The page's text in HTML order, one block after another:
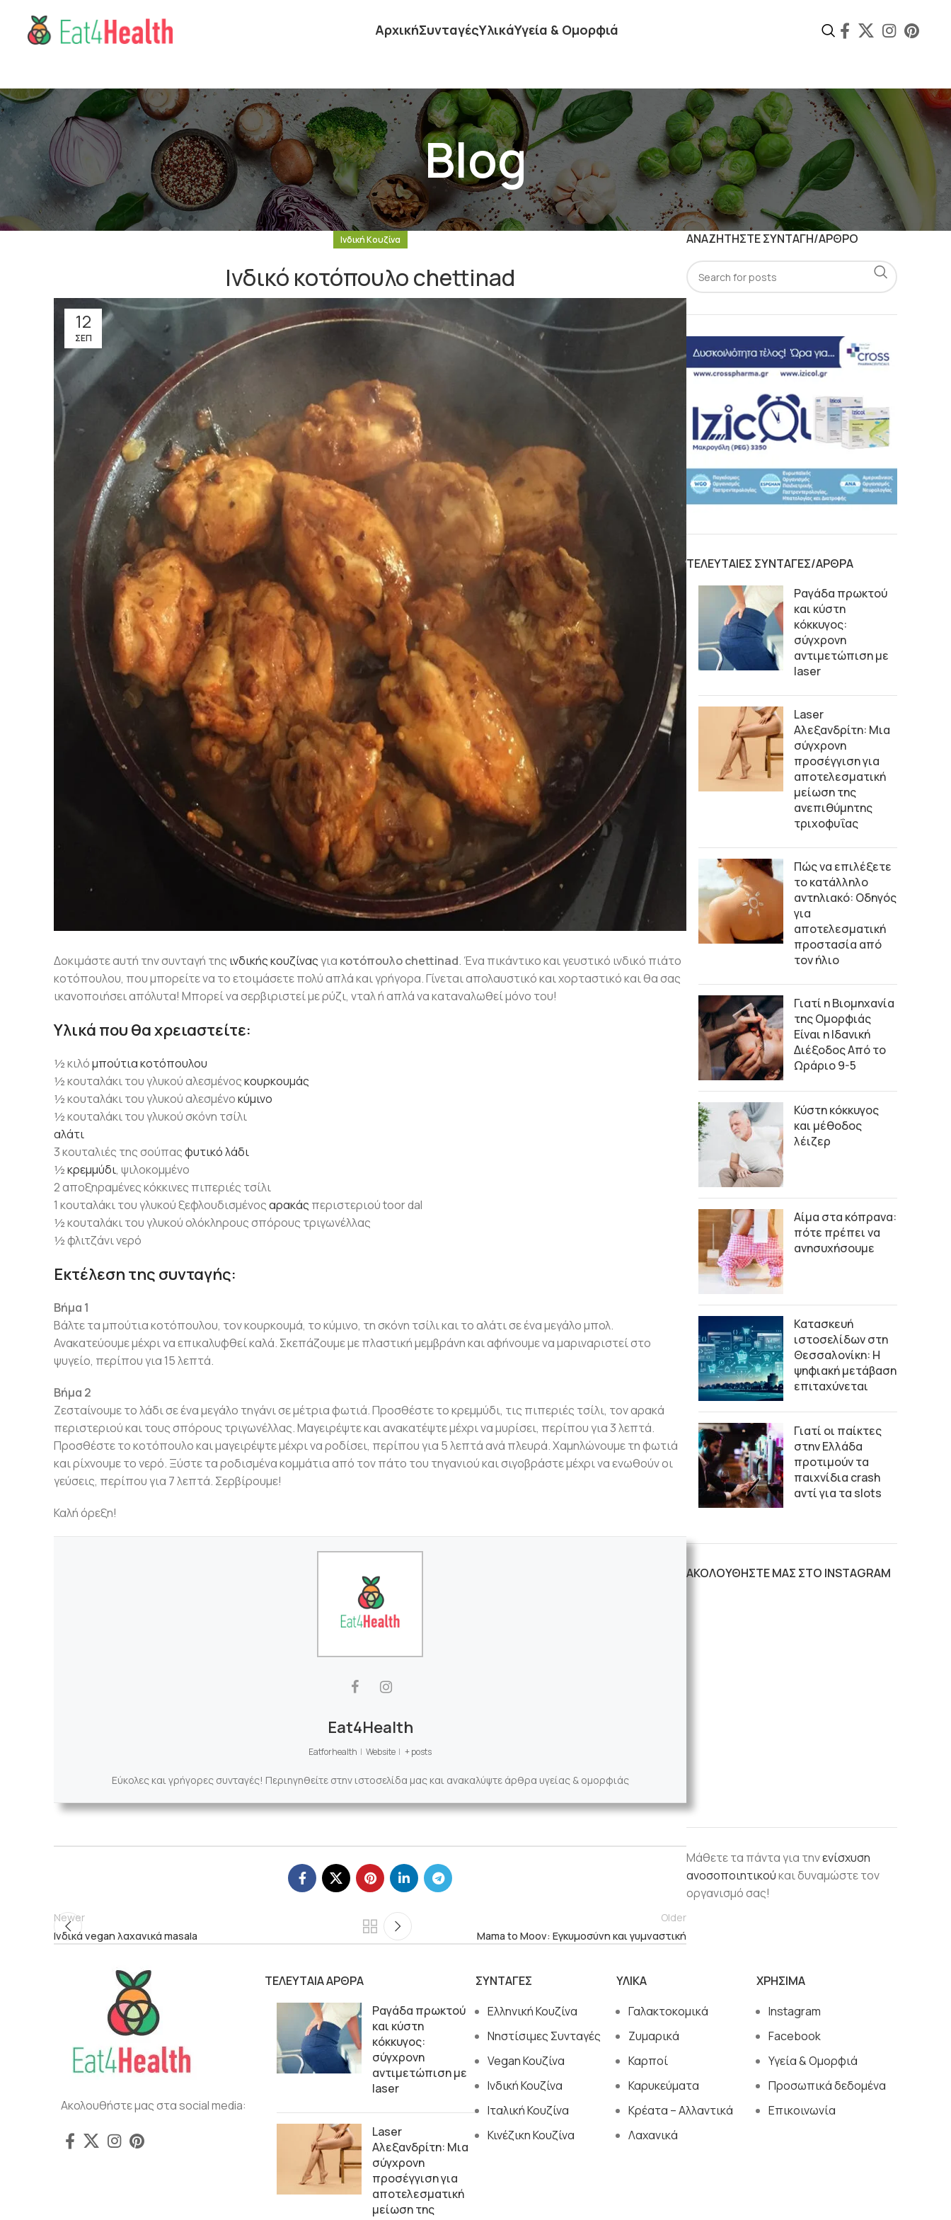
ΑρχικήΣυνταγέςΥλικάΥγεία & Ομορφιά
Blog
Ινδική Κουζίνα
Ινδικό κοτόπουλο chettinad
12
ΣΕΠ
Δοκιμάστε αυτή την συνταγή της ινδικής κουζίναςγια κοτόπουλο chettinad. Ένα πικάντικο και γευστικό ινδικό πιάτο
κοτόπουλου, που μπορείτε να το ετοιμάσετε πολύ απλά και γρήγορα. Γίνεται απολαυστικό και χορταστικό και θα σας
ικανοποιήσει απόλυτα! Μπορεί να σερβιριστεί με ρύζι, νταλ ή απλά να καταναλωθεί μόνο του!
Υλικά που θα χρειαστείτε:
½ κιλόμπούτια κοτόπουλου
½ κουταλάκι του γλυκού αλεσμένοςκουρκουμάς
½ κουταλάκι του γλυκού αλεσμένοκύμινο
½ κουταλάκι του γλυκού σκόνη τσίλι
αλάτι
3 κουταλιές της σούπαςφυτικό λάδι
½κρεμμύδι, ψιλοκομμένο
2 αποξηραμένες κόκκινες πιπεριές τσίλι
1 κουταλάκι του γλυκού ξεφλουδισμένοςαρακάς περιστεριού toor dal
½ κουταλάκι του γλυκού ολόκληρους σπόρους τριγωνέλλας
½ φλιτζάνι νερό
Εκτέλεση της συνταγής:
Βήμα 1
Βάλτε τα μπούτια κοτόπουλου, τον κουρκουμά, το κύμινο, τη σκόνη τσίλι και το αλάτι σε ένα μεγάλο μπολ.
Ανακατεύουμε μέχρι να επικαλυφθεί καλά. Σκεπάζουμε με πλαστική μεμβράνη και αφήνουμε να μαριναριστεί στο
ψυγείο, περίπου για 15 λεπτά.
Βήμα 2
Ζεσταίνουμε το λάδι σε ένα μεγάλο τηγάνι σε μέτρια φωτιά. Προσθέστε το κρεμμύδι, τις πιπεριές τσίλι, τον αρακά
περιστεριού και τους σπόρους τριγωνέλλας. Μαγειρέψτε και ανακατέψτε μέχρι να μυρίσει, περίπου για 3 λεπτά.
Προσθέστε το κοτόπουλο και μαγειρέψτε μέχρι να ροδίσει, περίπου για 5 λεπτά ανά πλευρά. Χαμηλώνουμε τη φωτιά
και ρίχνουμε το νερό. Ξύστε τα ροδισμένα κομμάτια από τον πάτο του τηγανιού και σιγοβράστε μέχρι να ενωθούν οι
γεύσεις, περίπου για 7 λεπτά. Σερβίρουμε!
Καλή όρεξη!
Eat4Health
Eatforhealth | Website | + posts
Εύκολες και γρήγορες συνταγές! Περιηγηθείτε στην ιστοσελίδα μας και ανακαλύψτε άρθρα υγείας & ομορφιάς
Newer
Ινδικά vegan λαχανικά masala
Older
Mama to Moov: Εγκυμοσύνη και γυμναστική
ΑΝΑΖΗΤΗΣΤΕ ΣΥΝΤΑΓΗ/ΑΡΘΡΟ
ΤΕΛΕΥΤΑΙΕΣ ΣΥΝΤΑΓΕΣ/ΑΡΘΡΑ
Ραγάδα πρωκτού
και κύστη
κόκκυγος:
σύγχρονη
αντιμετώπιση με
laser
Laser
Αλεξανδρίτη: Μια
σύγχρονη
προσέγγιση για
αποτελεσματική
μείωση της
ανεπιθύμητης
τριχοφυΐας
Πώς να επιλέξετε
το κατάλληλο
αντηλιακό: Οδηγός
για
αποτελεσματική
προστασία από
τον ήλιο
Γιατί η Βιομηχανία
της Ομορφιάς
Είναι η Ιδανική
Διέξοδος Από το
Ωράριο 9-5
Κύστη κόκκυγος
και μέθοδος
λέιζερ
Αίμα στα κόπρανα:
πότε πρέπει να
ανησυχήσουμε
Κατασκευή
ιστοσελίδων στη
Θεσσαλονίκη: Η
ψηφιακή μετάβαση
επιταχύνεται
Γιατί οι παίκτες
στην Ελλάδα
προτιμούν τα
παιχνίδια crash
αντί για τα slots
ΑΚΟΛΟΥΘΗΣΤΕ ΜΑΣ ΣΤΟ INSTAGRAM
Μάθετε τα πάντα για τηνενίσχυση
ανοσοποιητικούκαι δυναμώστε τον
οργανισμό σας!
Ακολουθήστε μας στα social media:
ΤΕΛΕΥΤΑΙΑ ΑΡΘΡΑ
Ραγάδα πρωκτού
και κύστη
κόκκυγος:
σύγχρονη
αντιμετώπιση με
laser
Laser
Αλεξανδρίτη: Μια
σύγχρονη
προσέγγιση για
αποτελεσματική
μείωση της
ΣΥΝΤΑΓΕΣ
Ελληνική Κουζίνα
Νηστίσιμες Συνταγές
Vegan Κουζίνα
Ινδική Κουζίνα
Ιταλική Κουζίνα
Κινέζικη Κουζίνα
ΥΛΙΚΑ
Γαλακτοκομικά
Ζυμαρικά
Καρποί
Καρυκεύματα
Κρέατα – Αλλαντικά
Λαχανικά
ΧΡΗΣΙΜΑ
Instagram
Facebook
Υγεία & Ομορφιά
Προσωπικά δεδομένα
Επικοινωνία